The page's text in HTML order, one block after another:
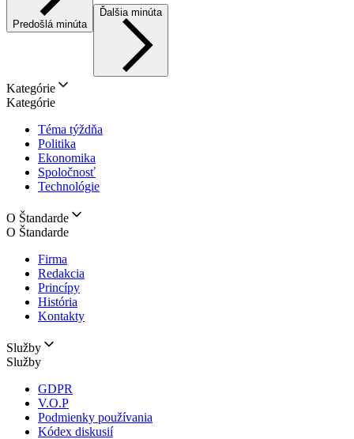
Predošlá minúta
Ďalšia minúta
Kategórie
Kategórie
Téma týždňa
Politika
Ekonomika
Spoločnosť
Technológie
O Štandarde
O Štandarde
Firma
Redakcia
Princípy
História
Kontakty
Služby
Služby
GDPR
V.O.P
Podmienky používania
Kódex diskusií